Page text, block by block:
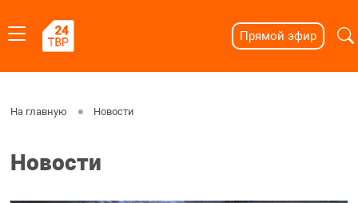
Прямой эфир
На главную Новости
Новости